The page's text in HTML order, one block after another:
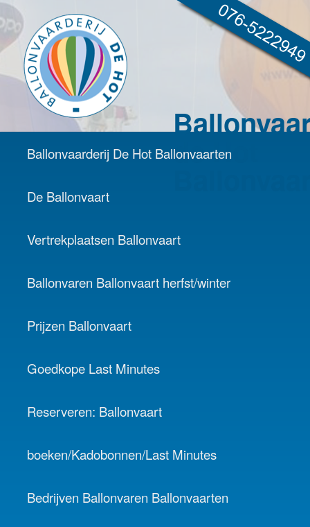
de Hot
Spring naar de primaire inhoud
Spring naar de secundaire inhoud
Ballonvaarderij De Hot Ballonvaarten
De Ballonvaart
Vertrekplaatsen Ballonvaart
Ballonvaren Ballonvaart herfst/winter
Prijzen Ballonvaart
Goedkope Last Minutes
Reserveren: Ballonvaart
boeken/Kadobonnen/Last Minutes
Bedrijven Ballonvaren Ballonvaarten